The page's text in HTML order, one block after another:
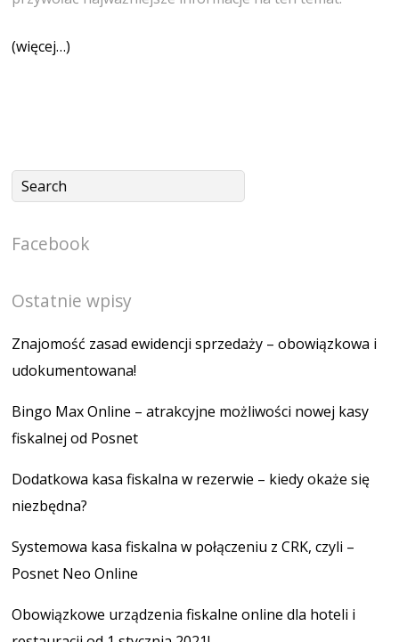
(więcej…)
Facebook
Ostatnie wpisy
Znajomość zasad ewidencji sprzedaży – obowiązkowa i
udokumentowana!
Bingo Max Online – atrakcyjne możliwości nowej kasy
fiskalnej od Posnet
Dodatkowa kasa fiskalna w rezerwie – kiedy okaże się
niezbędna?
Systemowa kasa fiskalna w połączeniu z CRK, czyli –
Posnet Neo Online
Obowiązkowe urządzenia fiskalne online dla hoteli i